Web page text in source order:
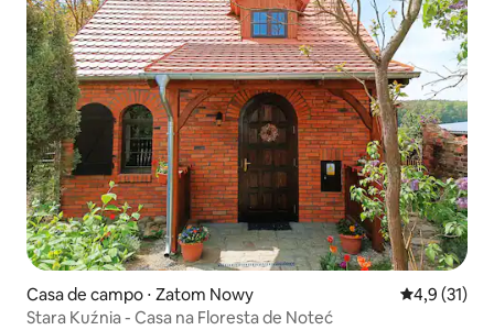
Casa de campo ⋅ Zatom Nowy 4,9 de uma
4,9 (31)
Stara Kuźnia - Casa na Floresta de Noteć